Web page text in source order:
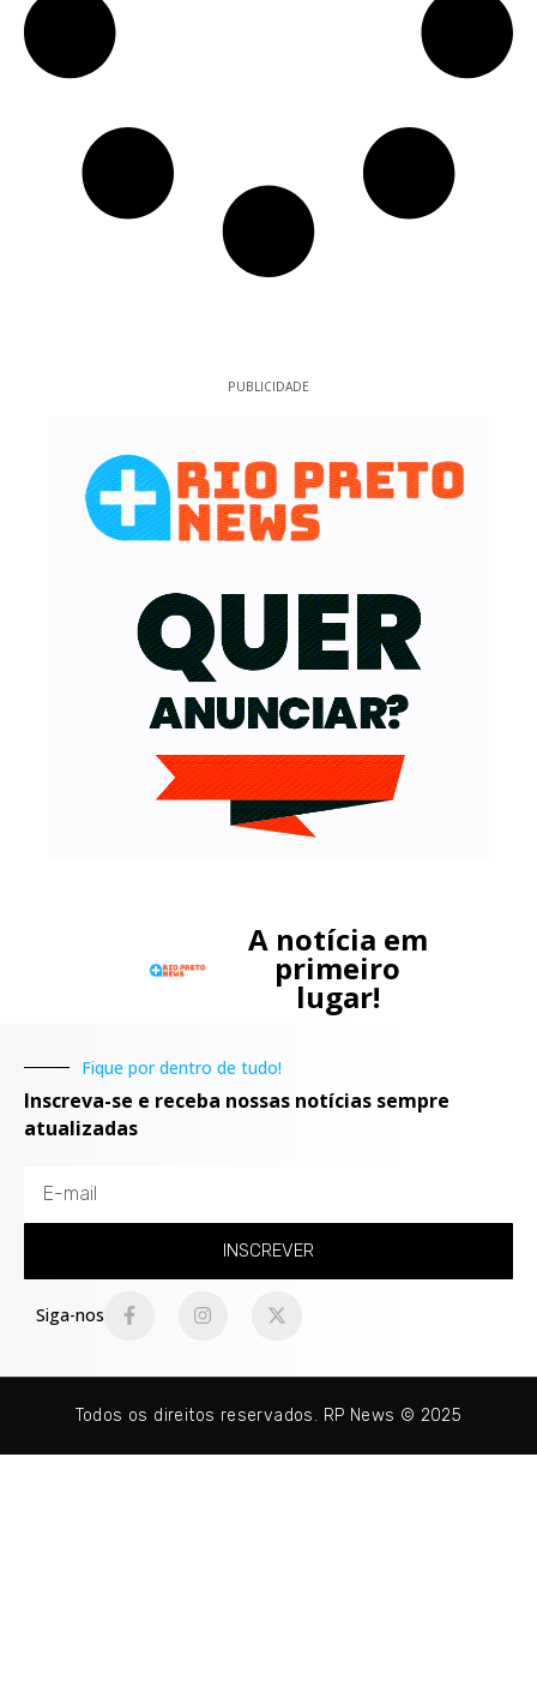
PUBLICIDADE
A notícia em
primeiro
lugar!
Fique por dentro de tudo!
Inscreva-se e receba nossas notícias sempre
atualizadas
INSCREVER
Siga-nos
Todos os direitos reservados. RP News © 2025